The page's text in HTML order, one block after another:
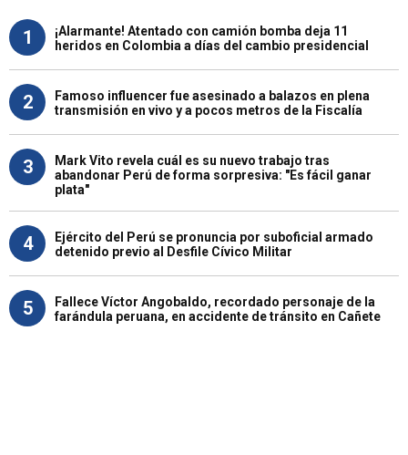
1
¡Alarmante! Atentado con camión bomba deja 11
heridos en Colombia a días del cambio presidencial
2
Famoso influencer fue asesinado a balazos en plena
transmisión en vivo y a pocos metros de la Fiscalía
3
Mark Vito revela cuál es su nuevo trabajo tras
abandonar Perú de forma sorpresiva: "Es fácil ganar
plata"
4
Ejército del Perú se pronuncia por suboficial armado
detenido previo al Desfile Cívico Militar
5
Fallece Víctor Angobaldo, recordado personaje de la
farándula peruana, en accidente de tránsito en Cañete